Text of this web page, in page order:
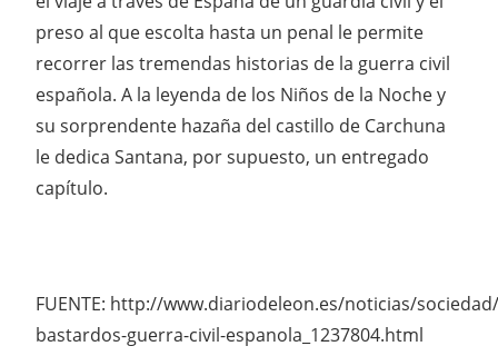
preso al que escolta hasta un penal le permite
recorrer las tremendas historias de la guerra civil
española. A la leyenda de los Niños de la Noche y
su sorprendente hazaña del castillo de Carchuna
le dedica Santana, por supuesto, un entregado
capítulo.
FUENTE: http://www.diariodeleon.es/noticias/
bastardos-guerra-civil-espanola_1237804.html